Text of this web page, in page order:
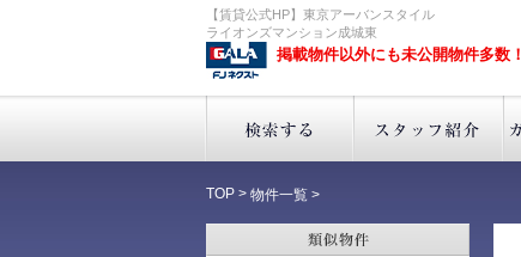
【賃貸公式HP】東京アーバンスタイル
ライオンズマンション成城東
掲載物件以外にも未公開物件多数！
TOP > 物件一覧 >